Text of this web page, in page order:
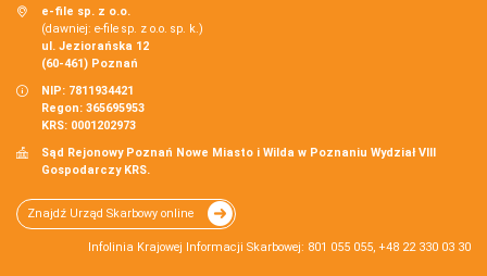
e-file sp. z o.o.
(dawniej: e-file sp. z o.o. sp. k.)
ul. Jeziorańska 12
(60-461) Poznań
NIP: 7811934421
Regon: 365695953
KRS: 0001202973
Sąd Rejonowy Poznań Nowe Miasto i Wilda w Poznaniu Wydział VIII
Gospodarczy KRS.
Znajdź Urząd Skarbowy online
Infolinia Krajowej Informacji Skarbowej: 801 055 055, +48 22 330 03 30